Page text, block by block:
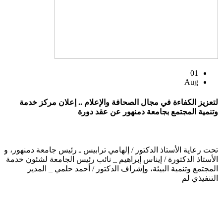
01
Aug
لتعزيز الكفاءة في مجال الصحافة والإعلام .. إعلان مركز خدمة
وتنمية المجتمع بجامعة دمنهور عن عقد دورة
تحت رعاية الأستاذ الدكتور / إلهامي ترابيس ـ رئيس جامعة دمنهور، و
الأستاذ الدكتورة / إيناس إبراهيم _ نائب رئيس الجامعة لشئون خدمة
المجتمع وتنمية البيئة، وإشراف الدكتور / أحمد حلمي _ المدير
التنفيذي لم